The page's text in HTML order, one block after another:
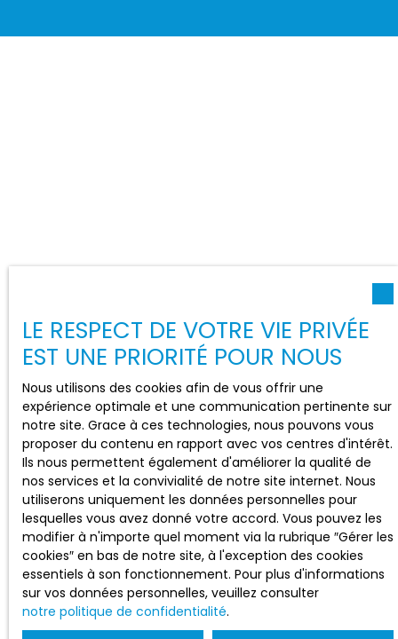
LE RESPECT DE VOTRE VIE PRIVÉE
EST UNE PRIORITÉ POUR NOUS
Nous utilisons des cookies afin de vous offrir une
expérience optimale et une communication pertinente sur
notre site. Grace à ces technologies, nous pouvons vous
proposer du contenu en rapport avec vos centres d'intérêt.
Ils nous permettent également d'améliorer la qualité de
nos services et la convivialité de notre site internet. Nous
utiliserons uniquement les données personnelles pour
lesquelles vous avez donné votre accord. Vous pouvez les
modifier à n'importe quel moment via la rubrique ″Gérer les
cookies″ en bas de notre site, à l'exception des cookies
essentiels à son fonctionnement. Pour plus d'informations
sur vos données personnelles, veuillez consulter
notre politique de confidentialité.